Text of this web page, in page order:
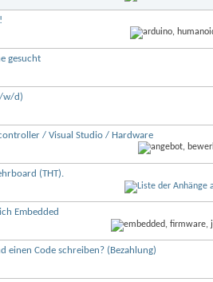
gesucht
w/d)
/ Visual Studio / Hardware
(THT).
Embedded
Code schreiben? (Bezahlung)